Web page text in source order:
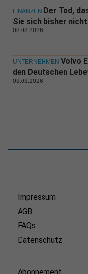
FINANZEN Der Tod,
Sie sich bisher
08.08.2026
UNTERNEHMEN Volvo
den Deutschen
08.08.2026
Impressum
AGB
FAQs
Datenschutz
Abonnement